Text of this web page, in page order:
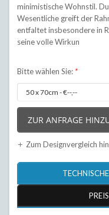
minimistische Wohnstil.
Wesentliche greift der
entfaltet insbesondere in
seine volle Wirkun
Bitte wählen Sie: *
ZUR ANFRAGE
Zum Designvergleich